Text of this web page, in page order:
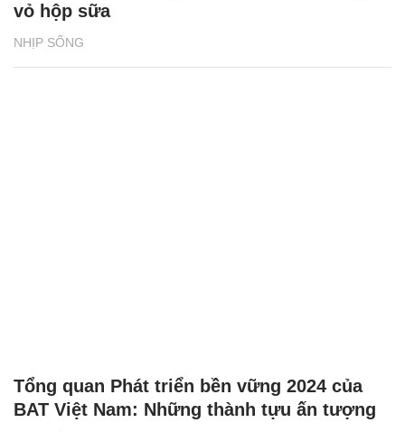
NHỊP SỐNG
vỏ hộp sữa
Tổng quan Phát triển bền vững 2024 của
BAT Việt Nam: Những thành tựu ấn tượng